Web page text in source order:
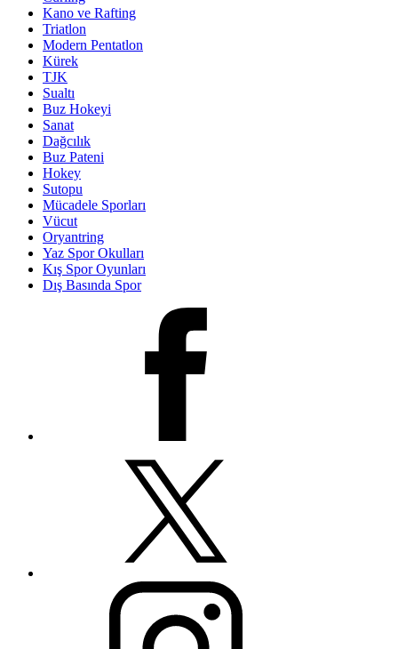
Kano ve Rafting
Triatlon
Modern Pentatlon
Kürek
TJK
Sualtı
Buz Hokeyi
Sanat
Dağcılık
Buz Pateni
Hokey
Sutopu
Mücadele Sporları
Vücut
Oryantring
Yaz Spor Okulları
Kış Spor Oyunları
Dış Basında Spor